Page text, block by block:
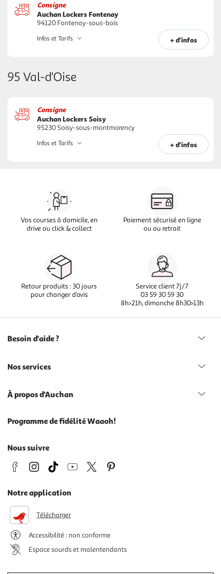
Consigne
Auchan Lockers Fontenay
94120 Fontenay-sous-bois
+ d'infos
Infos et Tarifs
95 Val-d'Oise
Consigne
Auchan Lockers Soisy
95230 Soisy-sous-montmorency
+ d'infos
Infos et Tarifs
Vos courses à domicile, en
drive ou click & collect
Paiement sécurisé en ligne
ou au retrait
Retour produits : 30 jours
pour changer d’avis
Service client 7j/7
03 59 30 59 30
8h>21h, dimanche 8h30>13h
Besoin d'aide ?
Nos services
À propos d'Auchan
Programme de fidélité Waaoh!
Nous suivre
Notre application
Télécharger
Accessibilité : non conforme
Espace sourds et malentendants